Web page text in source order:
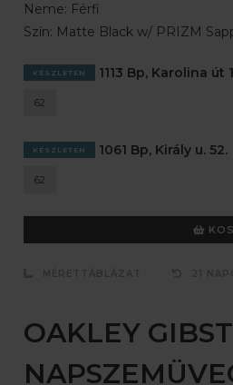
Neme: Férfi
Szín: Matte Black w/ PRIZM
KÉSZLETEN 1113 Bp, Karolina út
62
KÉSZLETEN 1061 Bp, Király u. 52.
62
OAKLEY